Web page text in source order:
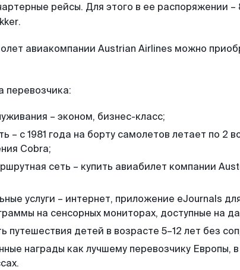
рейсы. Для этого в ее распоряжении
авиакомпании Austrian Airlines можно
перевозчика:
– эконом, бизнес-класс;
– с 1981 года на борту самолетов летает по
Cobra;
сеть – купить авиабилет компании
услуги – интернет, приложение eJournals
на сенсорных мониторах, доступные на
путешествия детей в возрасте 5–12 лет без
награды как лучшему перевозчику Европы,